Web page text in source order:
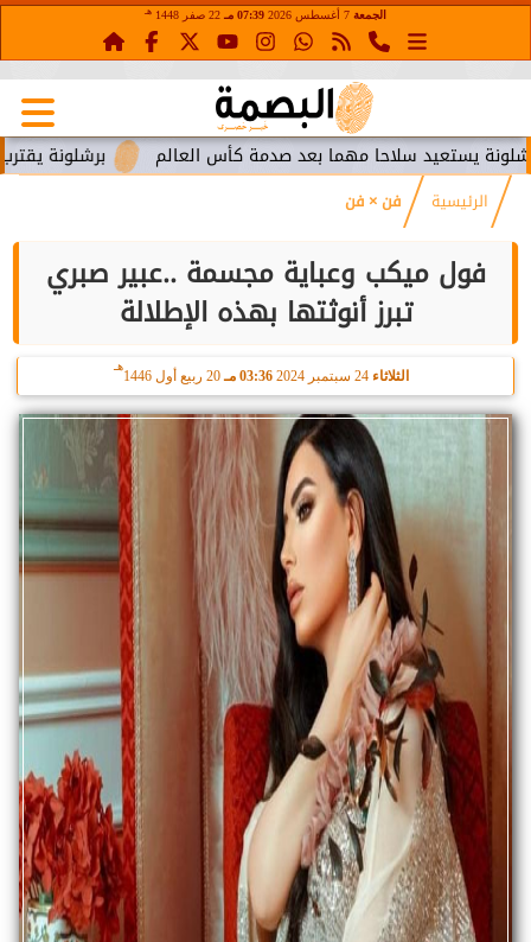
الجمعة 07:39 مـ 22 صفر 1448 هـ
برشلونة يقترب من سلاحا مهما بعد صدمة كأس العالم
الرئيسية فن × فن
فول ميكب وعباية مجسمة ..عبير صبري
تبرز أنوثتها بهذه الإطلالة
الثلاثاء 24 سبتمبر 2024 03:36 مـ 20 ربيع أول 1446
هـ